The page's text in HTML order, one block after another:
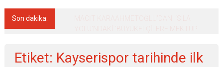
Son dakika:
Etiket: Kayserispor tarihinde ilk